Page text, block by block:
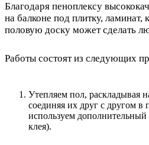
Благодаря пеноплексу
на балконе под плитку, ламинат,
половую доску может сделать
Работы состоят из следующих
Утепляем пол, раскладывая
соединяя их друг с другом в
используем
клея).